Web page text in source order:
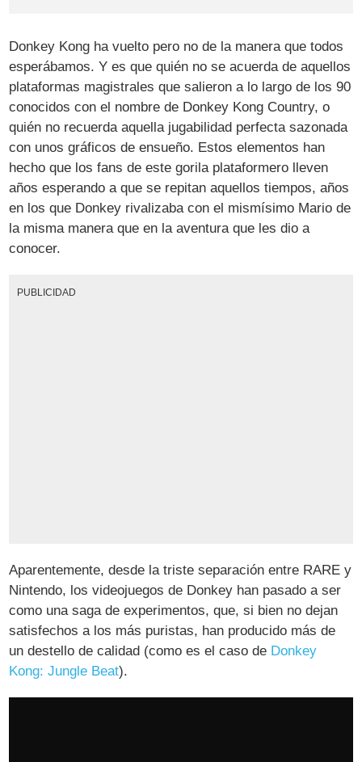
Donkey Kong ha vuelto pero no de la manera que todos
esperábamos. Y es que quién no se acuerda de aquellos
plataformas magistrales que salieron a lo largo de los 90
conocidos con el nombre de Donkey Kong Country, o
quién no recuerda aquella jugabilidad perfecta sazonada
con unos gráficos de ensueño. Estos elementos han
hecho que los fans de este gorila plataformero lleven
años esperando a que se repitan aquellos tiempos, años
en los que Donkey rivalizaba con el mismísimo Mario de
la misma manera que en la aventura que les dio a
conocer.
PUBLICIDAD
Aparentemente, desde la triste separación entre RARE y
Nintendo, los videojuegos de Donkey han pasado a ser
como una saga de experimentos, que, si bien no dejan
satisfechos a los más puristas, han producido más de
un destello de calidad (como es el caso de Donkey
Kong: Jungle Beat).